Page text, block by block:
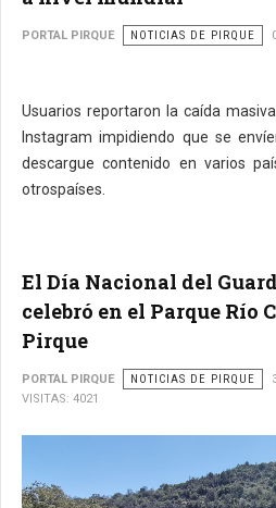
PORTAL PIRQUE NOTICIAS DE PIRQUE
Usuarios reportaron la caída
Instagram impidiendo que se
descargue contenido en varios
otrospaíses.
El Día Nacional del
celebró en el Parque Río
Pirque
PORTAL PIRQUE NOTICIAS DE PIRQUE
VISITAS: 4021